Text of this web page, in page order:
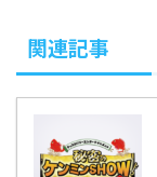
関連記事